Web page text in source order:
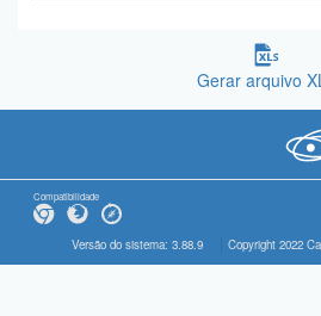
Gerar arquivo
Compatibilidade
Versão do sistema: 3.88.9 Copyright 2022